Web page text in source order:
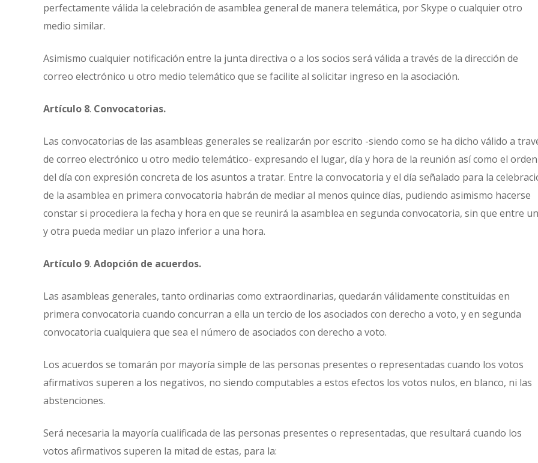
perfectamente válida la celebración de asamblea general de manera telemática, por Skype o cualquier otro
medio similar.
Asimismo cualquier notificación entre la junta directiva o a los socios será válida a través de la dirección de
correo electrónico u otro medio telemático que se facilite al solicitar ingreso en la asociación.
Artículo 8. Convocatorias.
Las convocatorias de las asambleas generales se realizarán por escrito -siendo como se ha dicho válido a
de correo electrónico u otro medio telemático- expresando el lugar, día y hora de la reunión así como el orden
del día con expresión concreta de los asuntos a tratar. Entre la convocatoria y el día señalado para la
de la asamblea en primera convocatoria habrán de mediar al menos quince días, pudiendo asimismo hacerse
constar si procediera la fecha y hora en que se reunirá la asamblea en segunda convocatoria, sin que entre
y otra pueda mediar un plazo inferior a una hora.
Artículo 9. Adopción de acuerdos.
Las asambleas generales, tanto ordinarias como extraordinarias, quedarán válidamente constituidas en
primera convocatoria cuando concurran a ella un tercio de los asociados con derecho a voto, y en segunda
convocatoria cualquiera que sea el número de asociados con derecho a voto.
Los acuerdos se tomarán por mayoría simple de las personas presentes o representadas cuando los votos
afirmativos superen a los negativos, no siendo computables a estos efectos los votos nulos, en blanco, ni las
abstenciones.
Será necesaria la mayoría cualificada de las personas presentes o representadas, que resultará cuando los
votos afirmativos superen la mitad de estas, para la: